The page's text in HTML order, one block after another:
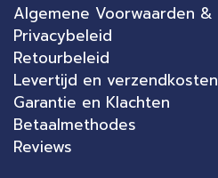
Algemene Voorwaarden &
Privacybeleid
Retourbeleid
Levertijd en verzendkosten
Garantie en Klachten
Betaalmethodes
Reviews